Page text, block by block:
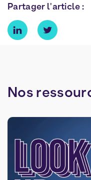
Partager l'article :
Nos